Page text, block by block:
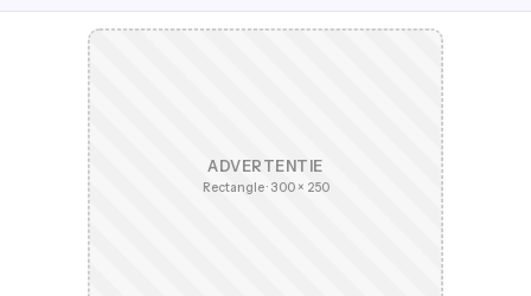
ADVERTENTIE
Rectangle · 300 × 250